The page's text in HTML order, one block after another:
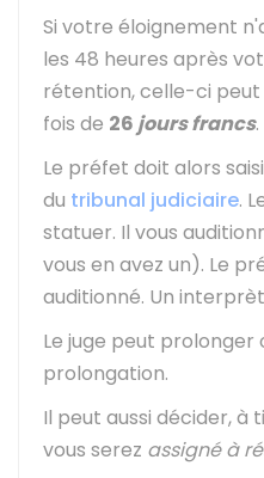
Si votre éloignement
les 48 heures après
rétention, celle-ci peut
fois de 26 jours francs.
Le préfet doit alors
du tribunal judiciaire.
statuer. Il vous
vous en avez un). Le
auditionné. Un
Le juge peut prolonger
prolongation.
Il peut aussi décider, à
vous serez assigné à